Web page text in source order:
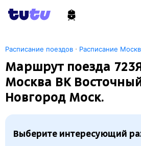
Расписание поездов · Расписание
Маршрут поезда
Москва ВК
Новгород Моск.
Выберите интересующий